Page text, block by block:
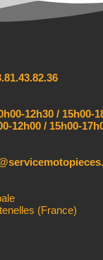
12h30 / 15h00-
12h00 / 15h00-
(France)